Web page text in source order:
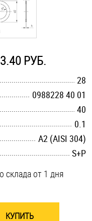
РУБ.
28
0988228 40 01
40
0.1
А2 (AISI 304)
S+P
склада от 1 дня
КУПИТЬ